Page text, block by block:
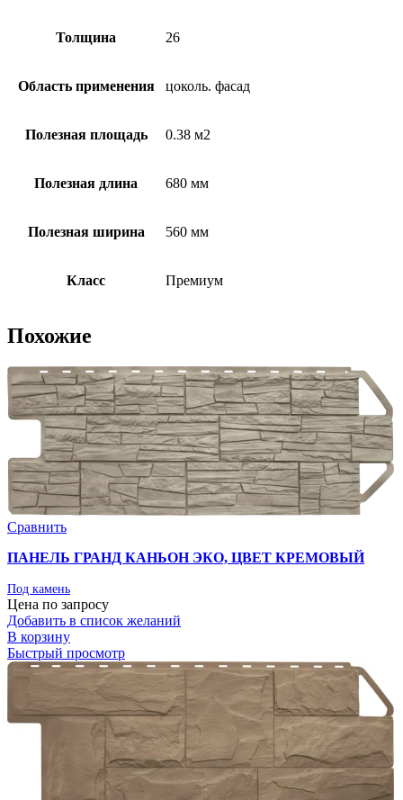
Толщина 26
Область применения цоколь. фасад
Полезная площадь 0.38 м2
Полезная длина 680 мм
Полезная ширина 560 мм
Класс Премиум
Похожие
Сравнить
ПАНЕЛЬ ГРАНД КАНЬОН ЭКО, ЦВЕТ КРЕМОВЫЙ
Под камень
Цена по запросу
Добавить в список желаний
В корзину
Быстрый просмотр